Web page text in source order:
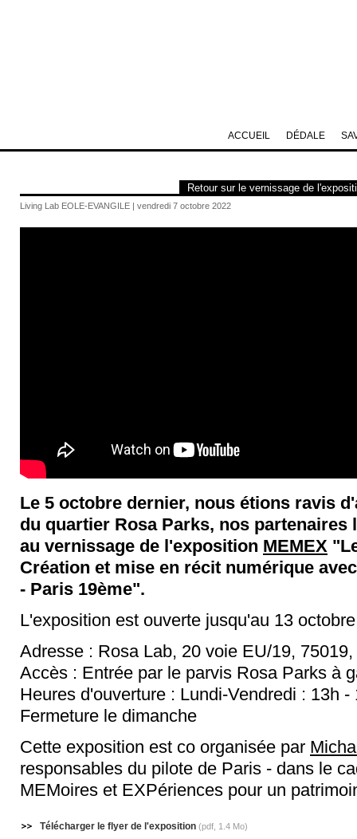
Retour sur le vernissage de
Living Lab EOLE-EVANGILE | vendredi 7 octobre 2022
Le 5 octobre dernier, nous étions ravis
du quartier Rosa Parks, nos
au vernissage de l'exposition MEMEX
Création et mise en récit numérique
- Paris 19ème".
L'exposition est ouverte jusqu'au 13
Adresse : Rosa Lab, 20 voie EU/19,
Accès : Entrée par le parvis Rosa Parks à
Heures d'ouverture : Lundi-Vendredi : 13h
Fermeture le dimanche
Cette exposition est co organisée par
responsables du pilote de Paris - dans le
MEMoires et EXPériences pour un
Télécharger le flyer de l'exposition (pdf, 1.4 Mo)
DÉDALE
ACCUEIL